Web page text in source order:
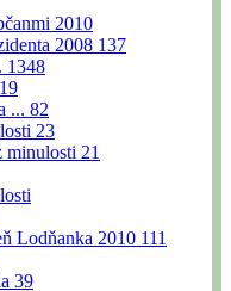
2010
2008 137
1348
19
... 82
23
minulosti 21
Lodňanka 2010 111
39